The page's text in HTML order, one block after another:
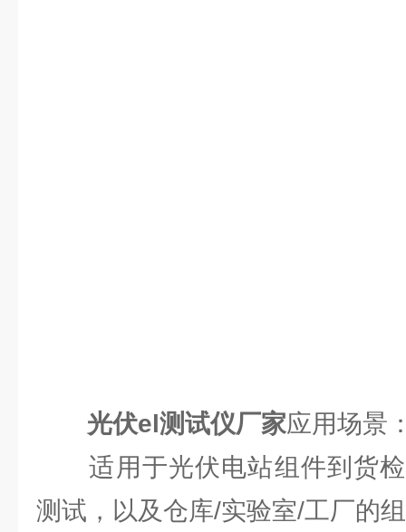
光伏el测试仪厂家应用场景
适用于光伏电站组件到货检
测试，以及仓库/实验室/工厂的